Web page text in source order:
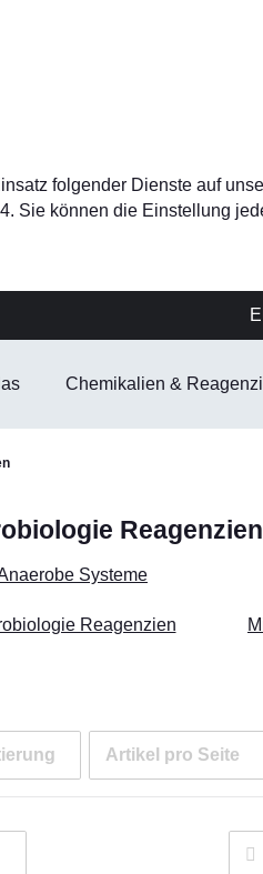
folgender Dienste auf
Sie können die Einstellung
Chemikalien &
Reagenzien
Systeme
Reagenzien
Artikel pro Seite